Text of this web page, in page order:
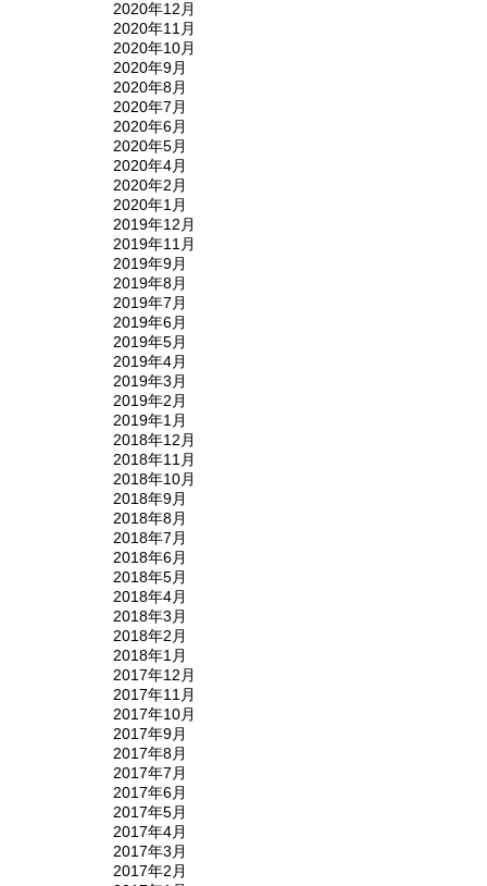
2020年12月
2020年11月
2020年10月
2020年9月
2020年8月
2020年7月
2020年6月
2020年5月
2020年4月
2020年2月
2020年1月
2019年12月
2019年11月
2019年9月
2019年8月
2019年7月
2019年6月
2019年5月
2019年4月
2019年3月
2019年2月
2019年1月
2018年12月
2018年11月
2018年10月
2018年9月
2018年8月
2018年7月
2018年6月
2018年5月
2018年4月
2018年3月
2018年2月
2018年1月
2017年12月
2017年11月
2017年10月
2017年9月
2017年8月
2017年7月
2017年6月
2017年5月
2017年4月
2017年3月
2017年2月